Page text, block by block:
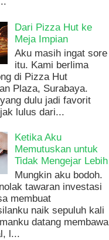
Dari Pizza Hut ke
Meja Impian
Aku masih ingat sore
itu. Kami berlima
di Pizza Hut
Plaza, Surabaya.
dulu jadi favorit
lulus dari...
Ketika Aku
Memutuskan untuk
Tidak Mengejar Lebih
Mungkin aku bodoh.
tawaran investasi
membuat
naik sepuluh kali
datang membawa
l...